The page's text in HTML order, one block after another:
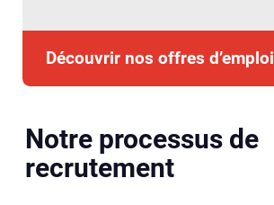
Découvrir nos offres d’emploi
Notre processus de
recrutement